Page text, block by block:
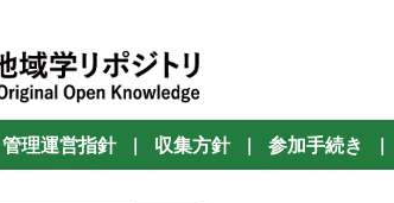
管理運営指針 | 収集方針 | 参加手続き |